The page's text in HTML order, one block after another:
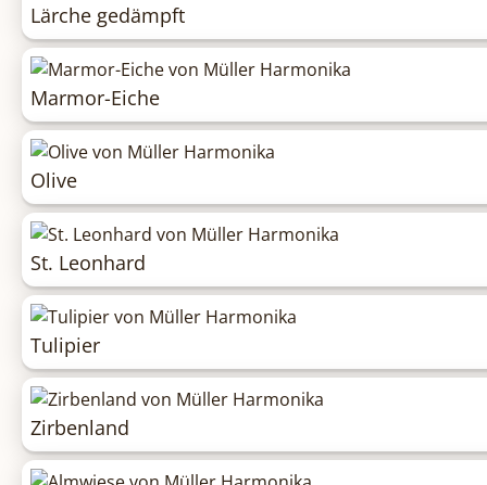
Lärche gedämpft
Marmor-Eiche
Olive
St. Leonhard
Tulipier
Zirbenland